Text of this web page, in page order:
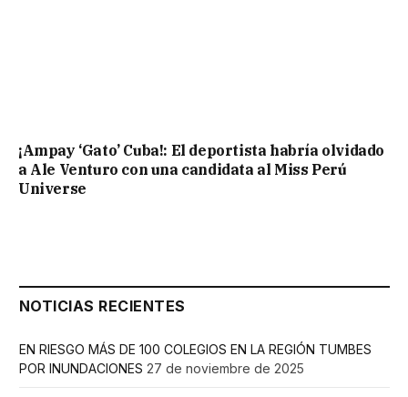
¡Ampay ‘Gato’ Cuba!: El deportista habría olvidado
a Ale Venturo con una candidata al Miss Perú
Universe
NOTICIAS RECIENTES
EN RIESGO MÁS DE 100 COLEGIOS EN LA REGIÓN TUMBES
POR INUNDACIONES 27 de noviembre de 2025